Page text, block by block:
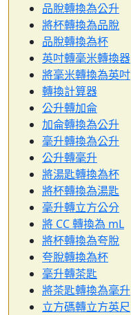
品脫轉換為公升
將杯轉換為品脫
品脫轉換為杯
英吋轉毫米轉換器
將毫米轉換為英吋
轉換計算器
公升轉加侖
加侖轉換為公升
毫升轉換為公升
公升轉毫升
將湯匙轉換為杯
將杯轉換為湯匙
毫升轉立方公分
將 CC 轉換為 mL
將杯轉換為夸脫
夸脫轉換為杯
毫升轉茶匙
將茶匙轉換為毫升
立方碼轉立方英尺